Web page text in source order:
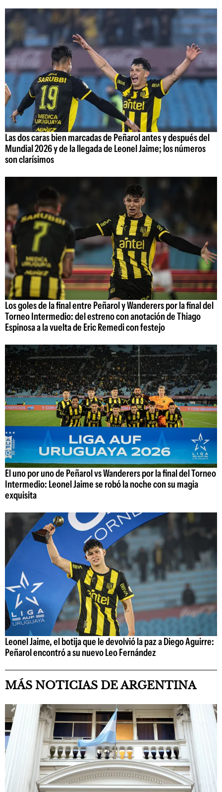
Las dos caras bien marcadas de Peñarol antes y después del
Mundial 2026 y de la llegada de Leonel Jaime; los números
son clarísimos
Los goles de la final entre Peñarol y Wanderers por la final del
Torneo Intermedio: del estreno con anotación de Thiago
Espinosa a la vuelta de Eric Remedi con festejo
El uno por uno de Peñarol vs Wanderers por la final del Torneo
Intermedio: Leonel Jaime se robó la noche con su magia
exquisita
Leonel Jaime, el botija que le devolvió la paz a Diego Aguirre:
Peñarol encontró a su nuevo Leo Fernández
MÁS NOTICIAS DE ARGENTINA